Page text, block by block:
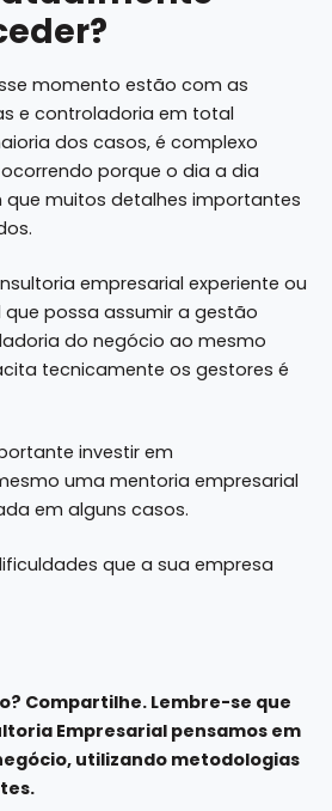
momento estão com as
e controladoria em total
dos casos, é complexo
porque o dia a dia
muitos detalhes importantes
empresarial experiente ou
possa assumir a gestão
do negócio ao mesmo
tecnicamente os gestores é
investir em
uma mentoria empresarial
em alguns casos.
que a sua empresa
Compartilhe. Lembre-se que
Empresarial pensamos em
utilizando metodologias